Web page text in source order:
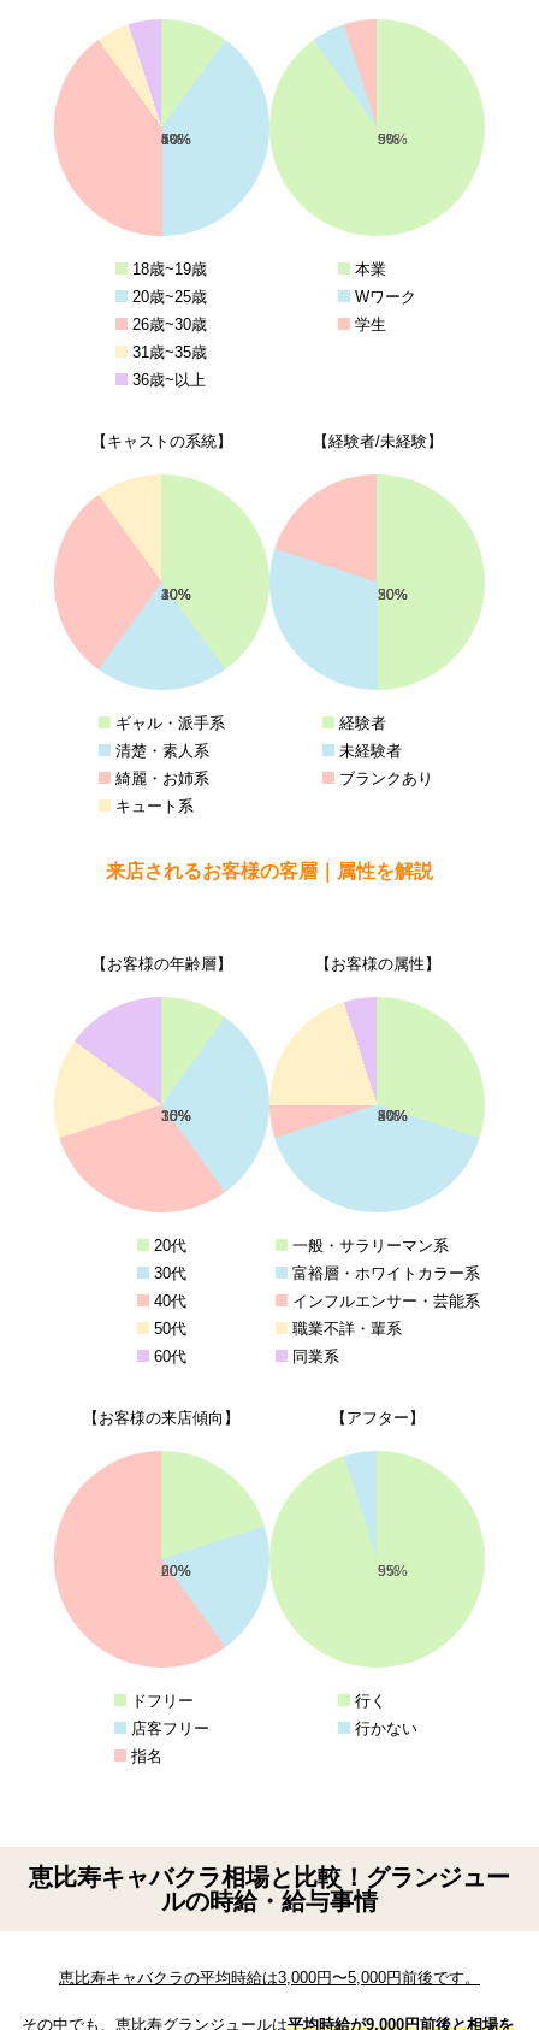
10%
40%
40%
5%
5%
18歳~19歳
20歳~25歳
26歳~30歳
31歳~35歳
36歳~以上
90%
5%
5%
本業
Wワーク
学生
【キャストの系統】
40%
20%
30%
10%
ギャル・派手系
清楚・素人系
綺麗・お姉系
キュート系
【経験者/未経験】
50%
30%
20%
経験者
未経験者
ブランクあり
来店されるお客様の客層｜属性を解説
【お客様の年齢層】
10%
30%
30%
15%
15%
20代
30代
40代
50代
60代
【お客様の属性】
30%
40%
5%
20%
5%
一般・サラリーマン系
富裕層・ホワイトカラー系
インフルエンサー・芸能系
職業不詳・輩系
同業系
【お客様の来店傾向】
20%
20%
60%
ドフリー
店客フリー
指名
【アフター】
95%
5%
行く
行かない
恵比寿キャバクラ相場と比較！グランジュー
ルの時給・給与事情
恵比寿キャバクラの平均時給は3,000円〜5,000円前後です。
その中でも、恵比寿グランジュールは平均時給が9,000円前後と相場を